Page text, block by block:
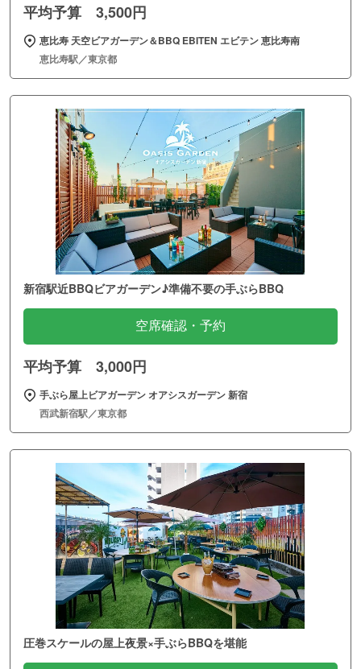
平均予算 3,500円
恵比寿 天空ビアガーデン＆BBQ EBITEN エビテン 恵比寿南
恵比寿駅／東京都
新宿駅近BBQビアガーデン♪準備不要の手ぶらBBQ
空席確認・予約
平均予算 3,000円
手ぶら屋上ビアガーデン オアシスガーデン 新宿
西武新宿駅／東京都
圧巻スケールの屋上夜景×手ぶらBBQを堪能